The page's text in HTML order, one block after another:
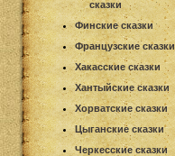
сказки
Финские сказки
Французские сказки
Хакасские сказки
Хантыйские сказки
Хорватские сказки
Цыганские сказки
Черкесские сказки